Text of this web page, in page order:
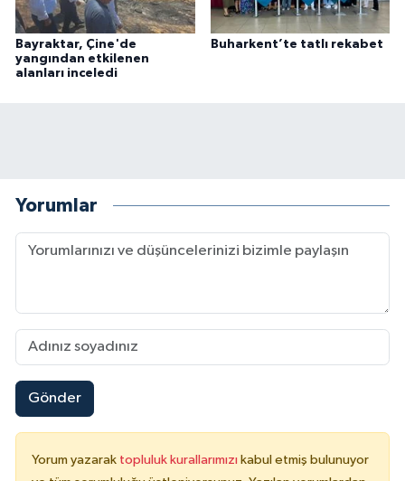
Bayraktar, Çine'de
yangından etkilenen
alanları inceledi
Buharkent’te tatlı rekabet
Yorumlar
Gönder
Yorum yazarak topluluk kurallarımızı kabul etmiş bulunuyor